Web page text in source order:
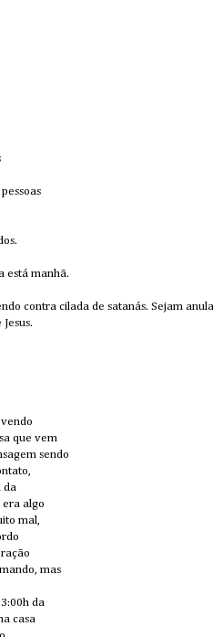
está manhã.
contra cilada de satanás. Sejam
que vem
sendo
da
algo
mal,
mas
da
casa